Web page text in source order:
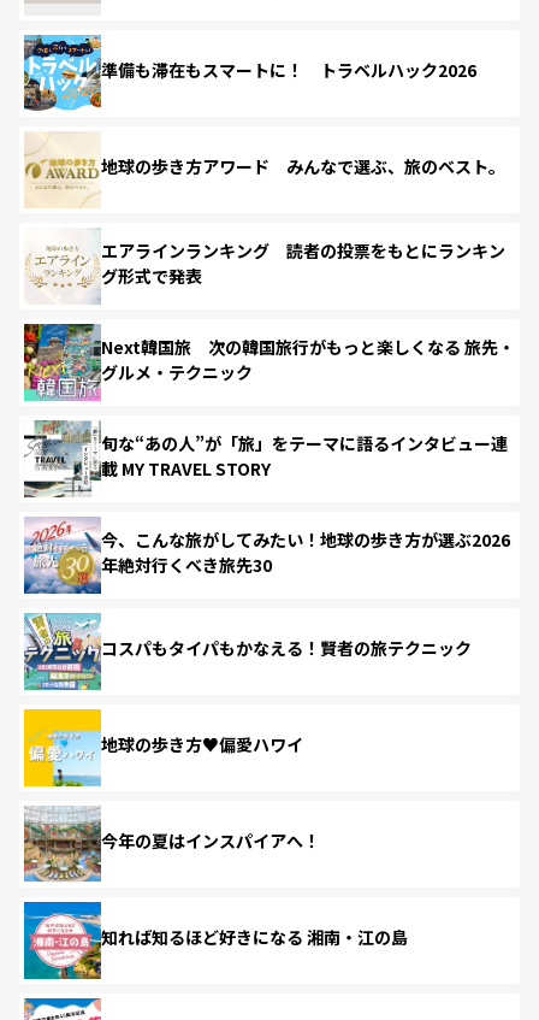
準備も滞在もスマートに！ トラベルハック2026
地球の歩き方アワード みんなで選ぶ、旅のベスト。
エアラインランキング 読者の投票をもとにランキン
グ形式で発表
Next韓国旅 次の韓国旅行がもっと楽しくなる 旅先・
グルメ・テクニック
旬な“あの人”が「旅」をテーマに語るインタビュー連
載 MY TRAVEL STORY
今、こんな旅がしてみたい！地球の歩き方が選ぶ2026
年絶対行くべき旅先30
コスパもタイパもかなえる！賢者の旅テクニック
地球の歩き方♥偏愛ハワイ
今年の夏はインスパイアへ！
知れば知るほど好きになる 湘南・江の島